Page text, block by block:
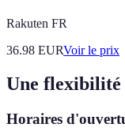
Rakuten FR
36.98 EURVoir le prix
Une flexibilité
Horaires